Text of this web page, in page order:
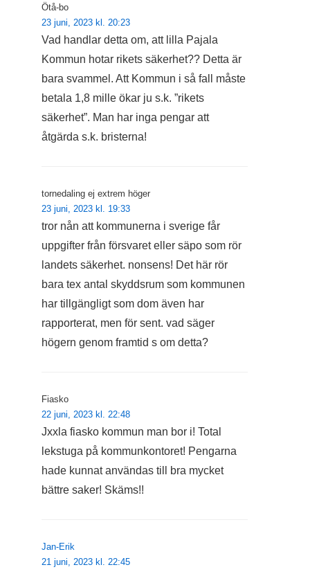
Ötå-bo
23 juni, 2023 kl. 20:23
Vad handlar detta om, att lilla Pajala
Kommun hotar rikets säkerhet?? Detta är
bara svammel. Att Kommun i så fall måste
betala 1,8 mille ökar ju s.k. ”rikets
säkerhet”. Man har inga pengar att
åtgärda s.k. bristerna!
tornedaling ej extrem höger
23 juni, 2023 kl. 19:33
tror nån att kommunerna i sverige får
uppgifter från försvaret eller säpo som rör
landets säkerhet. nonsens! Det här rör
bara tex antal skyddsrum som kommunen
har tillgängligt som dom även har
rapporterat, men för sent. vad säger
högern genom framtid s om detta?
Fiasko
22 juni, 2023 kl. 22:48
Jxxla fiasko kommun man bor i! Total
lekstuga på kommunkontoret! Pengarna
hade kunnat användas till bra mycket
bättre saker! Skäms!!
Jan-Erik
21 juni, 2023 kl. 22:45